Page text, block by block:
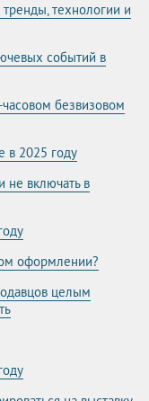
технологии и
событий в
безвизовом
в 2025 году
не включать в
оформлении?
целым